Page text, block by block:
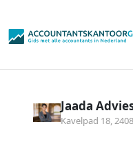
Jaada
Kavelpad 18,